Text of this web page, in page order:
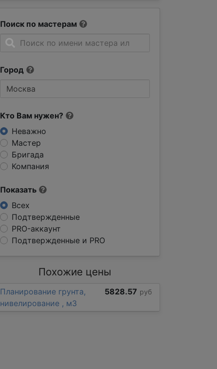
Поиск по мастерам
Город
Кто Вам нужен?
Неважно
Мастер
Бригада
Компания
Показать
Всех
Подтвержденные
PRO-аккаунт
Подтвержденные и PRO
Похожие цены
Планирование грунта,
нивелирование , м3
5828.57 руб